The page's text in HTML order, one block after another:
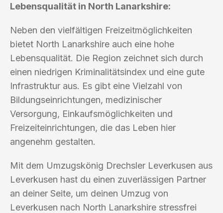
Lebensqualität in North Lanarkshire:
Neben den vielfältigen Freizeitmöglichkeiten
bietet North Lanarkshire auch eine hohe
Lebensqualität. Die Region zeichnet sich durch
einen niedrigen Kriminalitätsindex und eine gute
Infrastruktur aus. Es gibt eine Vielzahl von
Bildungseinrichtungen, medizinischer
Versorgung, Einkaufsmöglichkeiten und
Freizeiteinrichtungen, die das Leben hier
angenehm gestalten.
Mit dem Umzugskönig Drechsler Leverkusen aus
Leverkusen hast du einen zuverlässigen Partner
an deiner Seite, um deinen Umzug von
Leverkusen nach North Lanarkshire stressfrei